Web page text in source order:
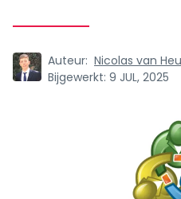
Auteur: Nicolas van
Bijgewerkt: 9 JUL, 2025